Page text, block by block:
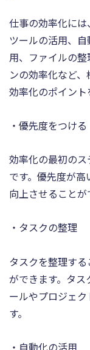
仕事の効率化に
ツールの活用、
用、ファイルの
ンの効率化など
効率化のポイント
・優先度をつける
効率化の最初の
です。優先度が
向上させることが
・タスクの整理
タスクを整理す
ができます。タ
ールやプロジェ
す。
・自動化の活用